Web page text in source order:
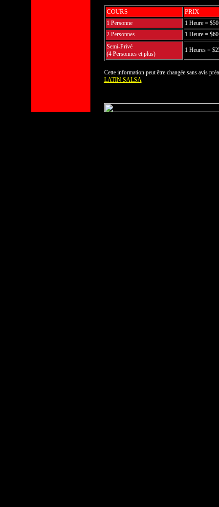
COURS PRIX
1 Personne
1 Heure =
2 Personnes
1 Heure =
Semi-Privé
(4 Personnes et plus)
1 Heures =
Cette information peut être changée sans avis
LATIN SALSA